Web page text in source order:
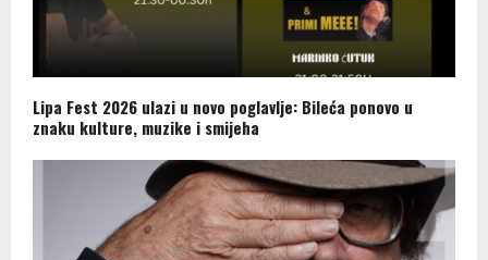
Lipa Fest 2026 ulazi u novo poglavlje: Bileća ponovo u
znaku kulture, muzike i smijeha